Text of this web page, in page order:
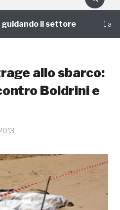
il settore 1 annofa
allo sbarco:
Boldrini e